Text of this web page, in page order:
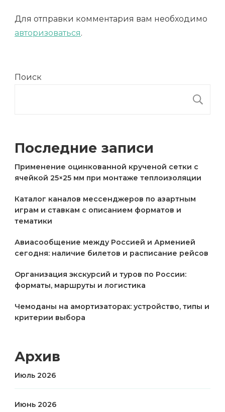
Для отправки комментария вам необходимо
авторизоваться.
Поиск
Последние записи
Применение оцинкованной крученой сетки с
ячейкой 25×25 мм при монтаже теплоизоляции
Каталог каналов мессенджеров по азартным
играм и ставкам с описанием форматов и
тематики
Авиасообщение между Россией и Арменией
сегодня: наличие билетов и расписание рейсов
Организация экскурсий и туров по России:
форматы, маршруты и логистика
Чемоданы на амортизаторах: устройство, типы и
критерии выбора
Архив
Июль 2026
Июнь 2026